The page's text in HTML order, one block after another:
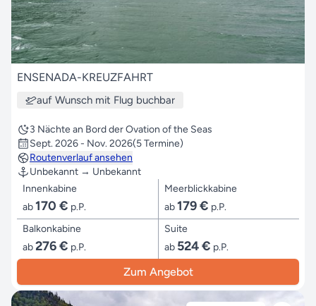
ENSENADA-KREUZFAHRT
auf Wunsch mit Flug buchbar
3 Nächte an Bord der Ovation of the Seas
Sept. 2026 - Nov. 2026(5 Termine)
Routenverlauf ansehen
Unbekannt → Unbekannt
Innenkabine
ab170 € p.P.
Meerblickkabine
ab179 € p.P.
Balkonkabine
ab276 € p.P.
Suite
ab 524 € p.P.
Zum Angebot